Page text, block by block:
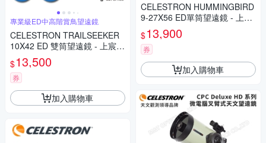
專業級ED中高階賞鳥望遠鏡
CELESTRON TRAILSEEKER
10X42 ED 雙筒望遠鏡 - 上宸光
學台灣總代理
$13,500
券
加入購物車
CELESTRON HUMMINGBIRD
9-27X56 ED單筒望遠鏡 - 上宸
光學台灣總代理
$13,900
券
加入購物車